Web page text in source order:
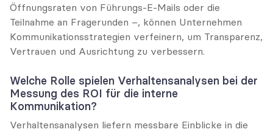
Öffnungsraten von Führungs-E-Mails oder die
Teilnahme an Fragerunden –, können Unternehmen
Kommunikationsstrategien verfeinern, um Transparenz,
Vertrauen und Ausrichtung zu verbessern.
Welche Rolle spielen Verhaltensanalysen bei der
Messung des ROI für die interne
Kommunikation?
Verhaltensanalysen liefern messbare Einblicke in die